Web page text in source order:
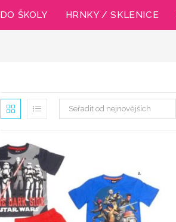
DO ŠKOLY HRNKY / SKLENICE
Seřadit od nejnovějších